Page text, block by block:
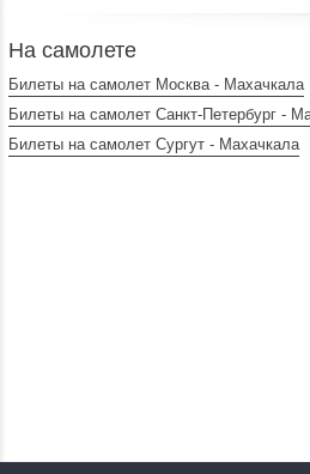
На самолете
Билеты на самолет Москва - Махачкала
Билеты на самолет Санкт-Петербург -
Билеты на самолет Сургут - Махачкала